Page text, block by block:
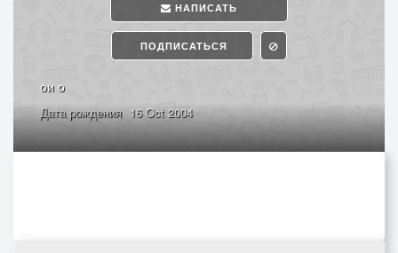
НАПИСАТЬ
ПОДПИСАТЬСЯ
ои о
Дата рождения 16 Oct 2004